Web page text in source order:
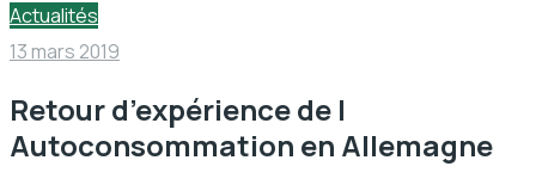
Actualités
13 mars 2019
Retour d’expérience de l
Autoconsommation en Allemagne